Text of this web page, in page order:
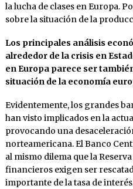
la lucha de clases en Europa.
sobre la situación de la
Los principales análisis
alrededor de la crisis en
en Europa parece ser
situación de la economía
Evidentemente, los grandes
han visto implicados en la
provocando una
norteamericana. El Banco
al mismo dilema que la
financieros exigen ser
importante de la tasa de